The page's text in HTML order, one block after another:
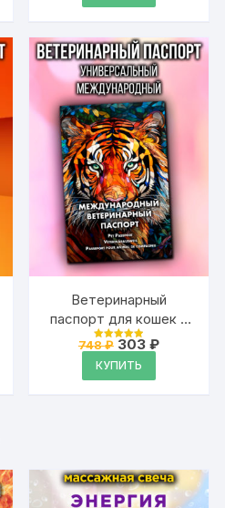
837 ₽.
Ветеринарный
паспорт для кошек и
собак
международный
Оценка
из 5
748₽Первоначальная
цена
составляла
748 ₽.
303 ₽Текущая
КУПИТЬ